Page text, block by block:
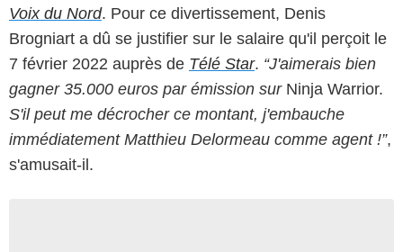
Voix du Nord. Pour ce divertissement, Denis
Brogniart a dû se justifier sur le salaire qu'il perçoit le
7 février 2022 auprès de Télé Star. “J'aimerais bien
gagner 35.000 euros par émission sur Ninja Warrior.
S'il peut me décrocher ce montant, j'embauche
immédiatement Matthieu Delormeau comme agent !”,
s'amusait-il.